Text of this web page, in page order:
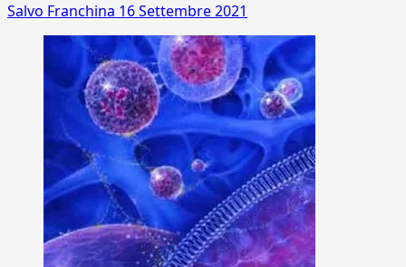
Salvo Franchina 16 Settembre 2021